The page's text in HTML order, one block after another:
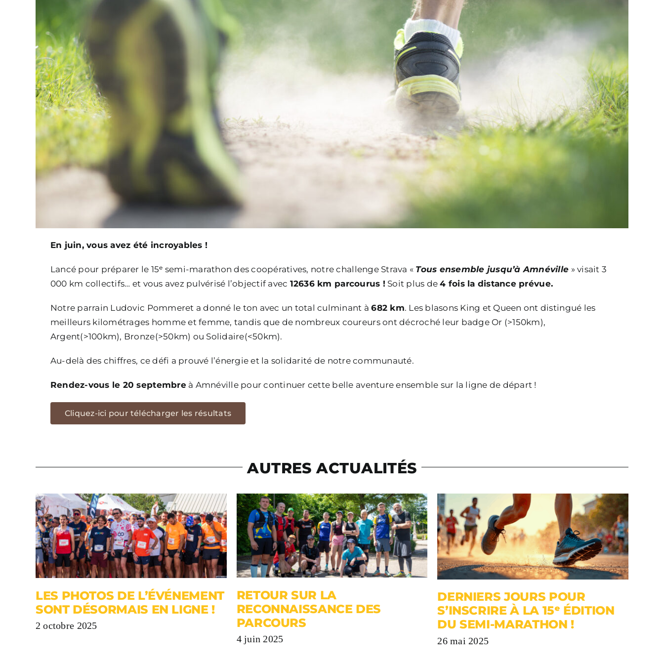
En juin, vous avez été incroyables !
Lancé pour préparer le 15ᵉ semi-marathon des coopératives, notre challenge Strava « Tous ensemble jusqu’à Amnéville » visait 3
000 km collectifs… et vous avez pulvérisé l’objectif avec 12636 km parcourus ! Soit plus de4 fois la distance prévue.
Notre parrain Ludovic Pommeret a donné le ton avec un total culminant à682 km. Les blasons King et Queen ont distingué les
meilleurs kilométrages homme et femme, tandis que de nombreux coureurs ont décroché leur badge Or (>150km),
Argent(>100km), Bronze(>50km) ou Solidaire(<50km).
Au-delà des chiffres, ce défi a prouvé l’énergie et la solidarité de notre communauté.
Rendez-vous le 20 septembreà Amnéville pour continuer cette belle aventure ensemble sur la ligne de départ !
Cliquez-ici pour télécharger les résultats
AUTRES ACTUALITÉS
LES PHOTOS DE L’ÉVÉNEMENT
SONT DÉSORMAIS EN LIGNE !
2 octobre 2025
RETOUR SUR LA
RECONNAISSANCE DES
PARCOURS
4 juin 2025
DERNIERS JOURS POUR
S’INSCRIRE À LA 15ᵉ ÉDITION
DU SEMI-MARATHON !
26 mai 2025